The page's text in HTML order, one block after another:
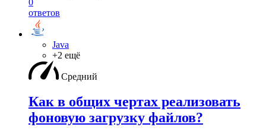
0
ответов
Java
+2 ещё
Средний
Как в общих чертах реализовать
фоновую загрузку файлов?